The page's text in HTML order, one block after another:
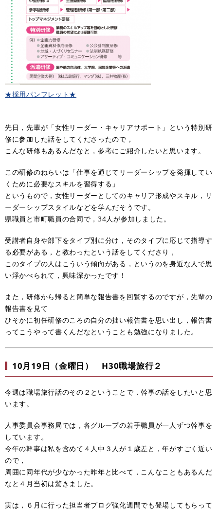
★採用パンフレット★
先日，先輩が「女性リーダー・キャリアサポート」という特別研
修に参加した話をしてくださったので，
こんな研修もあるんだなと，参考にご紹介したいと思います。
この研修のねらいは「仕事を通じてリーダーシップを発揮してい
くために必要なスキルを習得する」
というもので，女性リーダーとしてのキャリア形成やスキル，リ
ーダーシップスタイルなどを学んだそうです。
県職員と市町職員の合同で，34人が参加しました。
受講者自身や部下をタイプ別に分け，そのタイプに応じて指導す
る必要がある，と教わったという話をしてくださり，
このタイプの人はこういう傾向がある，というのを身近な人で思
い浮かべられて，興味深かったです！
また，研修から帰ると簡単な報告書を回覧するのですが，先輩の
報告書を見て
ひそかに初任研修のころの自分の拙い報告書を思い出し，報告書
ってこうやって書くんだなということも勉強になりました。
10月19日（金曜日） H30職場旅行２
今週は職場旅行話のその２ということで，幹事の話をしたいと思
います。
人事委員会事務局では，各グループの若手職員が一人ずつ幹事を
しています。
今年の幹事は私を含めて４人中３人が１歳差と，年がすごく近い
ので，
周囲に同年代が少なかった昨年と比べて，こんなこともあるんだ
なと４月当初は驚きました。
実は，６月に行った担当者ブログ強化週間でも登場してもらって